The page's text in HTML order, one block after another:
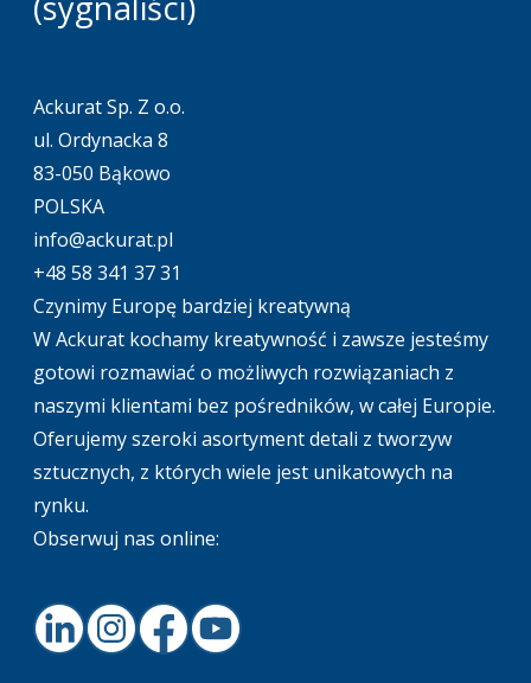
Ackurat Sp. Z o.o.
ul. Ordynacka 8
83-050 Bąkowo
POLSKA
info@ackurat.pl
+48 58 341 37 31
Czynimy Europę bardziej kreatywną
W Ackurat kochamy kreatywność i zawsze jesteśmy
gotowi rozmawiać o możliwych rozwiązaniach z
naszymi klientami bez pośredników, w całej Europie.
Oferujemy szeroki asortyment detali z tworzyw
sztucznych, z których wiele jest unikatowych na
rynku.
Obserwuj nas online:
LinkedInInstagramFacebookYoutube